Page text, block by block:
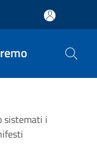
sistemati i